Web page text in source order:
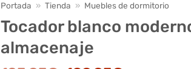
Portada » Tienda » Muebles de dormitorio
Tocador blanco
almacenaje